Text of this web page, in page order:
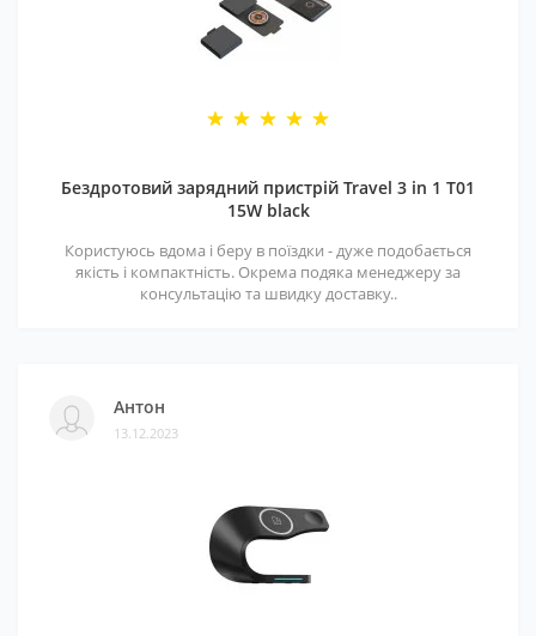
Бездротовий зарядний пристрій Travel 3 in 1 T01
15W black
Користуюсь вдома і беру в поїздки - дуже подобається
якість і компактність. Окрема подяка менеджеру за
консультацію та швидку доставку..
Антон
13.12.2023